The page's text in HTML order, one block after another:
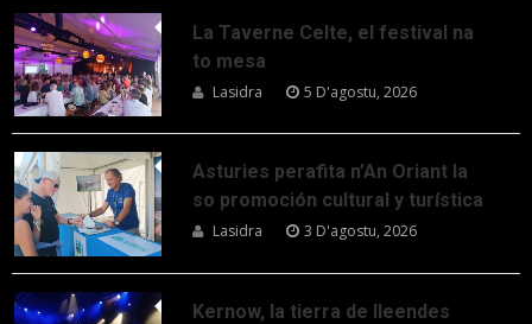
La Taverne Celte, el festival na
to mesa
Lasidra 5 D'agostu, 2026
Asturies perafita n’An Oriant la
so promoción cultural y turística
Lasidra 3 D'agostu, 2026
Kernow, la tierra de lleendes